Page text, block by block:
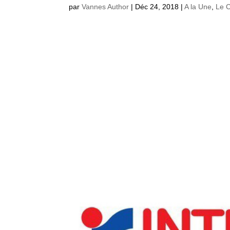
parVannes Author | Déc 24, 2018 |A la Une, Le